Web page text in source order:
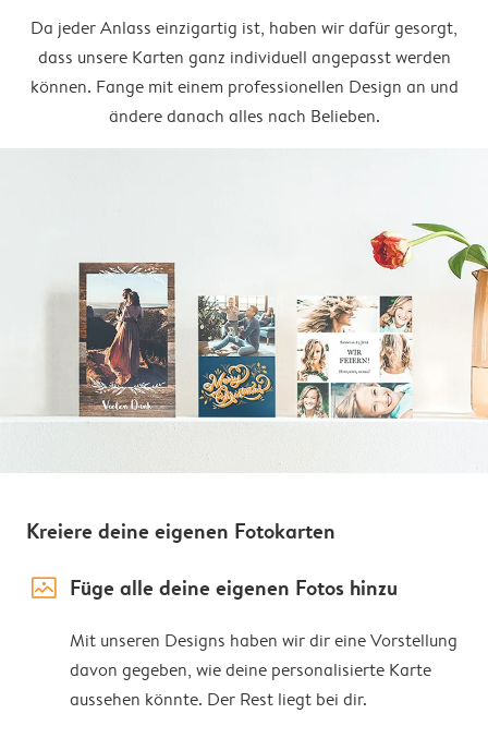
Da jeder Anlass einzigartig ist, haben wir dafür gesorgt,
dass unsere Karten ganz individuell angepasst werden
können. Fange mit einem professionellen Design an und
ändere danach alles nach Belieben.
Kreiere deine eigenen Fotokarten
image_placeholder Füge alle deine eigenen Fotos hinzu
Mit unseren Designs haben wir dir eine Vorstellung
davon gegeben, wie deine personalisierte Karte
aussehen könnte. Der Rest liegt bei dir.